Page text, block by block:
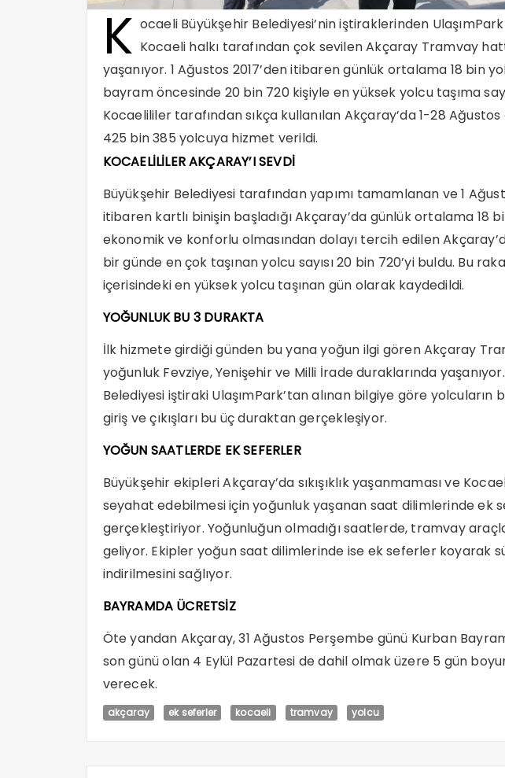
K ocaeli Büyükşehir Belediyesi’nin iştiraklerinden
Kocaeli halkı tarafından çok sevilen Akçaray Tramvay
yaşanıyor. 1 Ağustos 2017’den itibaren günlük ortalama 18 bin
bayram öncesinde 20 bin 720 kişiyle en yüksek yolcu taşıma
Kocaelililer tarafından sıkça kullanılan Akçaray’da 1-28
425 bin 385 yolcuya hizmet verildi.
KOCAELİLİLER AKÇARAY’I SEVDİ
Büyükşehir Belediyesi tarafından yapımı tamamlanan ve 1
itibaren kartlı binişin başladığı Akçaray’da günlük ortalama 18
ekonomik ve konforlu olmasından dolayı tercih edilen
bir günde en çok taşınan yolcu sayısı 20 bin 720’yi buldu. Bu
içerisindeki en yüksek yolcu taşınan gün olarak kaydedildi.
YOĞUNLUK BU 3 DURAKTA
İlk hizmete girdiği günden bu yana yoğun ilgi gören Akçaray
yoğunluk Fevziye, Yenişehir ve Milli İrade duraklarında
Belediyesi iştiraki UlaşımPark’tan alınan bilgiye göre yolcuların
giriş ve çıkışları bu üç duraktan gerçekleşiyor.
YOĞUN SAATLERDE EK SEFERLER
Büyükşehir ekipleri Akçaray’da sıkışıklık yaşanmaması ve
seyahat edebilmesi için yoğunluk yaşanan saat dilimlerinde ek
gerçekleştiriyor. Yoğunluğun olmadığı saatlerde, tramvay
geliyor. Ekipler yoğun saat dilimlerinde ise ek seferler koyarak
indirilmesini sağlıyor.
BAYRAMDA ÜCRETSİZ
Öte yandan Akçaray, 31 Ağustos Perşembe günü Kurban
son günü olan 4 Eylül Pazartesi de dahil olmak üzere 5 gün
verecek.
akçaray ek seferler kocaeli tramvay yolcu